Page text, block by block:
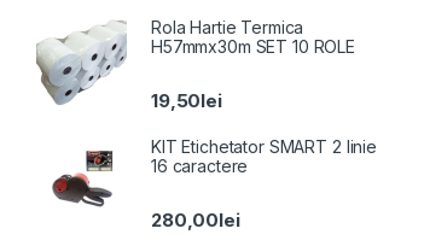
Rola Hartie Termica
H57mmx30m SET 10 ROLE
19,50lei
KIT Etichetator SMART 2 linie
16 caractere
280,00lei